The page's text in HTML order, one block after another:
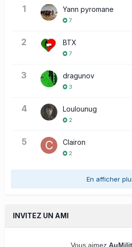
1 Yann pyromane
7
2 BTX
7
3 dragunov
3
4 Loulounug
2
5 Clairon
2
En afficher
INVITEZ UN AMI
Vous aimez